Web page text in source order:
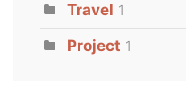
Travel 1
Project 1